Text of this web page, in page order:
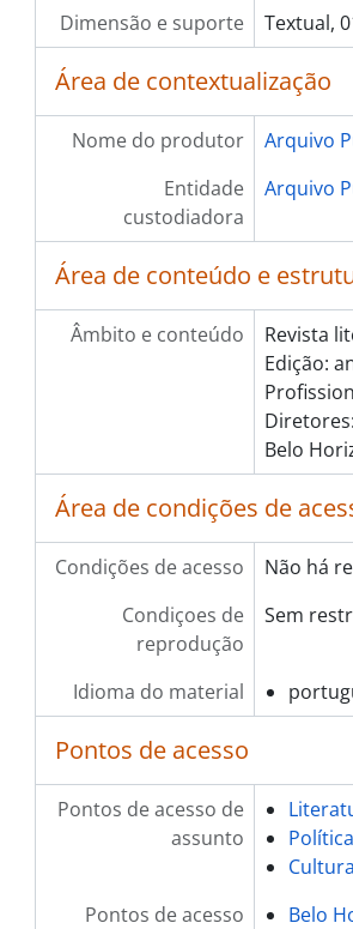
Dimensão e suporte
Textual,
Área de contextualização
Nome do produtor
Arquivo
Entidade
custodiadora
Arquivo
Área de conteúdo e
Âmbito e conteúdo
Revista
Edição:
Belo
Área de condições de
Condições de acesso
Não há
Condiçoes de
reprodução
Sem
Idioma do material
Pontos de acesso
Pontos de acesso de
assunto
Política
Cultura
Pontos de acesso
Belo